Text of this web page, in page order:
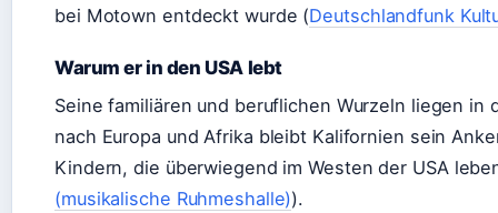
bei Motown entdeckt wurde (Deutschlandfunk
Warum er in den USA lebt
Seine familiären und beruflichen Wurzeln liegen in
nach Europa und Afrika bleibt Kalifornien sein
Kindern, die überwiegend im Westen der USA
(musikalische Ruhmeshalle)).